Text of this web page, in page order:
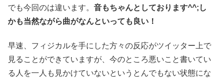
でも今回のは違います。 音もちゃんとしております^^;し
かも当然ながら曲がなんといっても良い！
早速、フィジカルを手にした方々の反応がツイッター上で
見ることができていますが、今のところ悪いこと書いてい
る人を一人も見かけていないというとんでもない状態にな